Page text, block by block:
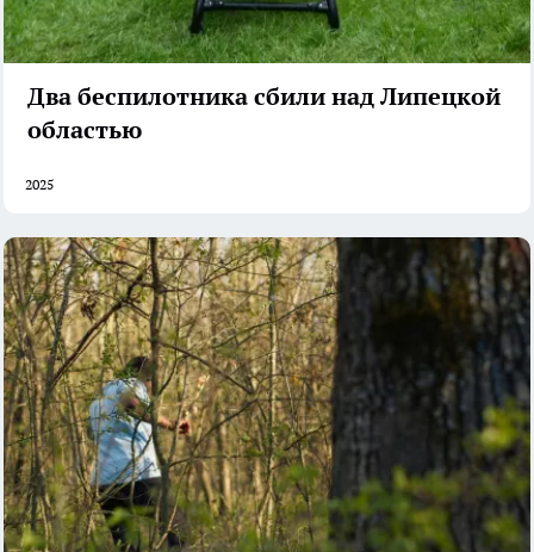
Два беспилотника сбили над Липецкой
областью
2025